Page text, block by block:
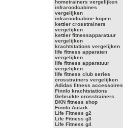
hometrainers vergelijken
infraroodcabines
vergelijken
infraroodcabine kopen
kettler crosstrainers
vergelijken
kettler fitnessapparatuur
vergelijken
krachtstations vergelijken
life fitness apparaten
vergelijken
life fitness apparatuur
vergelijken
life fitness club series
crosstrainers vergelijken
Adidas fitness accessoires
Finnlo krachtstations
Gebruikte crosstrainers
DKN fitness shop
Finnlo Autark
Life Fitness g2
Life Fitness g3
Life Fitness g4